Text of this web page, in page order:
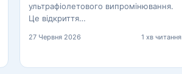
ультрафіолетового випромінювання.
Це відкриття…
27 Червня 2026 1 хв читання